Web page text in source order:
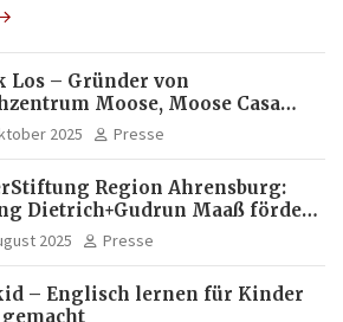
Los – Gründer von
Moose, Moose Casa
Apartamento Brasil |
Experte für Bildung
2025 Presse
Region Ahrensburg:
Dietrich+Gudrun Maaß fördert
von Frauen
2025 Presse
– Englisch lernen für Kinder